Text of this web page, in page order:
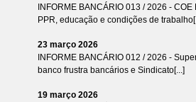
INFORME BANCÁRIO 013 / 2026 -
PPR, educação e condições de
23 março 2026
INFORME BANCÁRIO 012 / 2026 -
banco frustra bancários e Sindicato[...]
19 março 2026